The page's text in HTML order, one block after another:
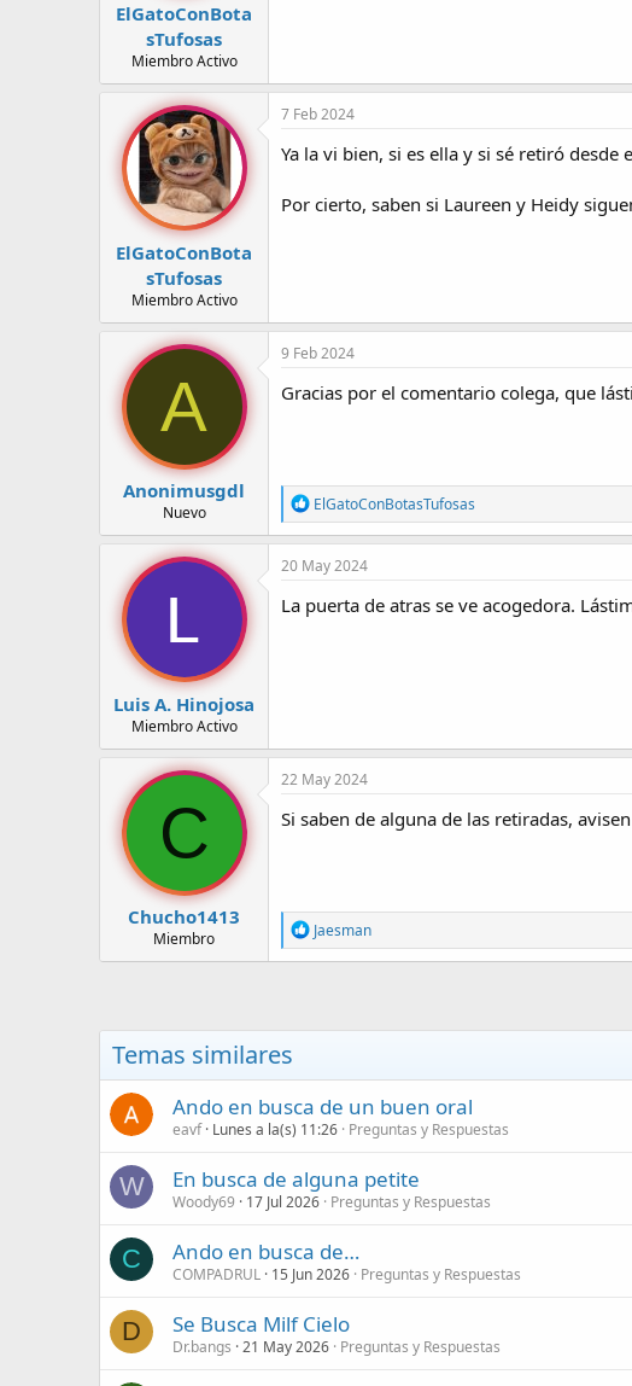
ElGatoConBota
sTufosas
Miembro Activo
ElGatoConBota
sTufosas
Miembro Activo
7 Feb 2024
Ya la vi bien, si es ella y si sé retiró desde
Por cierto, saben si Laureen y Heidy
A
Anonimusgdl
Nuevo
9 Feb 2024
Gracias por el comentario colega, que
R
e
a
c
i
o
ElGatoConBotasTufosas
Luis A. Hinojosa
Miembro Activo
20 May 2024
La puerta de atras se ve acogedora.
C
Chucho1413
Miembro
22 May 2024
Si saben de alguna de las retiradas,
R
e
a
e
:
Jaesman
Temas similares
Ando en busca de un buen oral
eavf Lunes a la(s) 11:26 Preguntas y Respuestas
W En busca de alguna petite
Woody69 17 Jul 2026 Preguntas y Respuestas
C Ando en busca de…
COMPADRUL 15 Jun 2026 Preguntas y Respuestas
D Se Busca Milf Cielo
Dr.bangs 21 May 2026 Preguntas y Respuestas